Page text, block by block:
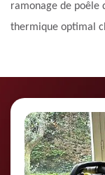
ramonage de poêle
thermique optimal